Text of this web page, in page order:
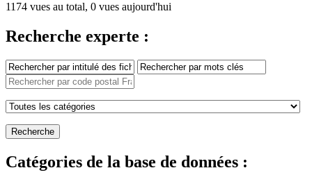
1174 vues au total, 0 vues aujourd'hui
Recherche experte :
Catégories de la base de données :